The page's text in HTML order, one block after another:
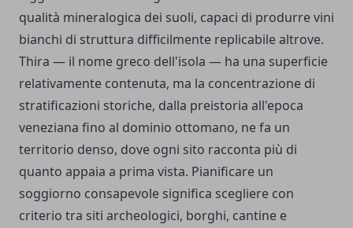
qualità mineralogica dei suoli, capaci di produrre vini
bianchi di struttura difficilmente replicabile altrove.
Thira — il nome greco dell'isola — ha una superficie
relativamente contenuta, ma la concentrazione di
stratificazioni storiche, dalla preistoria all'epoca
veneziana fino al dominio ottomano, ne fa un
territorio denso, dove ogni sito racconta più di
quanto appaia a prima vista. Pianificare un
soggiorno consapevole significa scegliere con
criterio tra siti archeologici, borghi, cantine e